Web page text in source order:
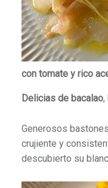
con tomate y rico
Delicias de bacalao,
Generosos
crujiente y
descubierto su